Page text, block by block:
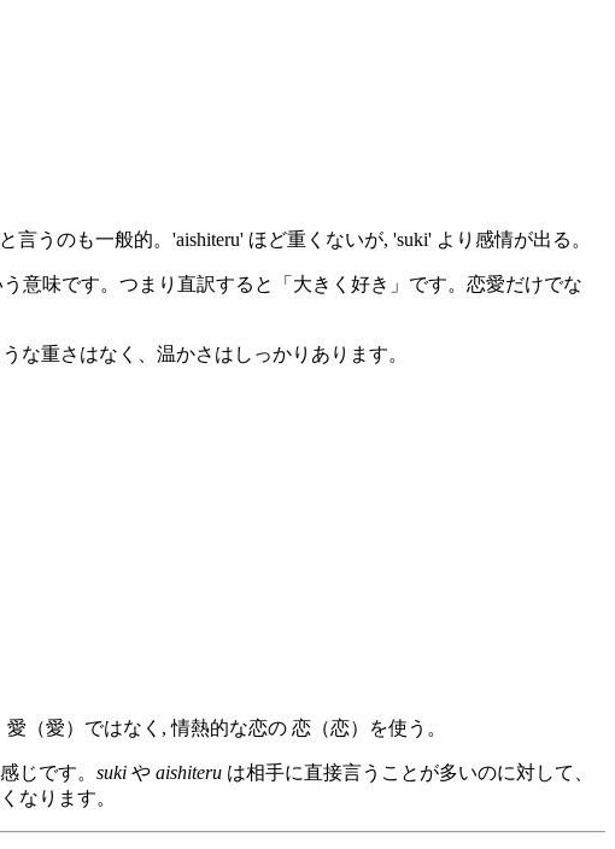
うのも一般的。'aishiteru' ほど重くないが, 'suki' より感情が出る。
意味です。つまり直訳すると「大きく好き」です。恋愛だけでな
な重さはなく、温かさはしっかりあります。
（愛）ではなく, 情熱的な恋の 恋（恋）を使う。
じです。 suki や aishiteru は相手に直接言うことが多いのに対して、
なります。